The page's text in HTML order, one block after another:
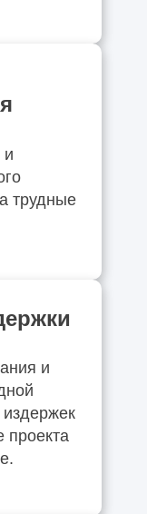
и
трудные
и
проекта